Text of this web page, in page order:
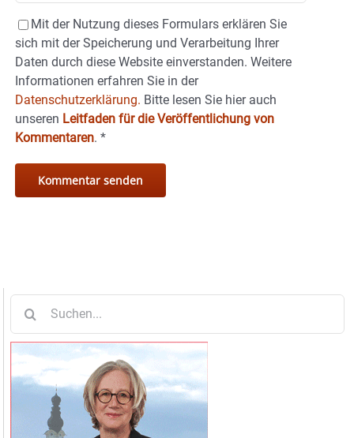
Mit der Nutzung dieses Formulars erklären Sie
sich mit der Speicherung und Verarbeitung Ihrer
Daten durch diese Website einverstanden. Weitere
Informationen erfahren Sie in der
Datenschutzerklärung. Bitte lesen Sie hier auch
unseren Leitfaden für die Veröffentlichung von
Kommentaren. *
nach: